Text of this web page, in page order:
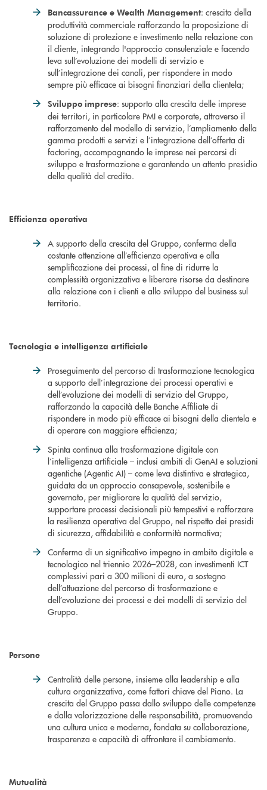
Bancassurance e Wealth Management: crescita della
produttività commerciale rafforzando la proposizione di
soluzione di protezione e investimento nella relazione con
il cliente, integrando l'approccio consulenziale e facendo
leva sull’evoluzione dei modelli di servizio e
sull’integrazione dei canali, per rispondere in modo
sempre più efficace ai bisogni finanziari della clientela;
Sviluppo imprese: supporto alla crescita delle imprese
dei territori, in particolare PMI e corporate, attraverso il
rafforzamento del modello di servizio, l’ampliamento della
gamma prodotti e servizi e l’integrazione dell’offerta di
factoring, accompagnando le imprese nei percorsi di
sviluppo e trasformazione e garantendo un attento presidio
della qualità del credito.
Efficienza operativa
A supporto della crescita del Gruppo, conferma della
costante attenzione all’efficienza operativa e alla
semplificazione dei processi, al fine di ridurre la
complessità organizzativa e liberare risorse da destinare
alla relazione con i clienti e allo sviluppo del business sul
territorio.
Tecnologia e intelligenza artificiale
Proseguimento del percorso di trasformazione tecnologica
a supporto dell’integrazione dei processi operativi e
dell’evoluzione dei modelli di servizio del Gruppo,
rafforzando la capacità delle Banche Affiliate di
rispondere in modo più efficace ai bisogni della clientela e
di operare con maggiore efficienza;
Spinta continua alla trasformazione digitale con
l’intelligenza artificiale – inclusi ambiti di GenAI e soluzioni
agentiche (Agentic AI) – come leva distintiva e strategica,
guidata da un approccio consapevole, sostenibile e
governato, per migliorare la qualità del servizio,
supportare processi decisionali più tempestivi e rafforzare
la resilienza operativa del Gruppo, nel rispetto dei presidi
di sicurezza, affidabilità e conformità normativa;
Conferma di un significativo impegno in ambito digitale e
tecnologico nel triennio 2026–2028, con investimenti ICT
complessivi pari a 300 milioni di euro, a sostegno
dell’attuazione del percorso di trasformazione e
dell’evoluzione dei processi e dei modelli di servizio del
Gruppo.
Persone
Centralità delle persone, insieme alla leadership e alla
cultura organizzativa, come fattori chiave del Piano. La
crescita del Gruppo passa dallo sviluppo delle competenze
e dalla valorizzazione delle responsabilità, promuovendo
una cultura unica e moderna, fondata su collaborazione,
trasparenza e capacità di affrontare il cambiamento.
Mutualità